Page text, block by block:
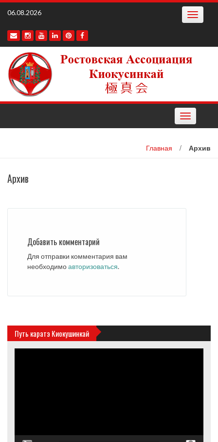
Наверх
06.08.2026 Toggle
Toggle
navigation
Главная / Архив
Архив
Добавить комментарий
Для отправки комментария вам
необходимоавторизоваться.
Путь каратэ Киокушинкай